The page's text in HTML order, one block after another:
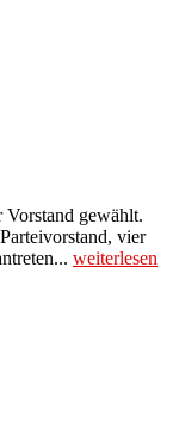
gewählt.
vier
weiterlesen